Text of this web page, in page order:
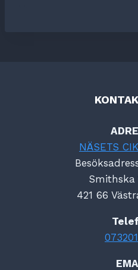
NÄSETS
Smithska
421 66